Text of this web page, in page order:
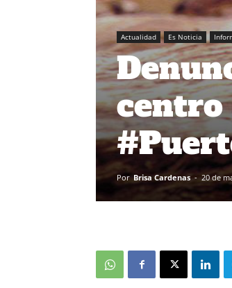
Actualidad Es Noticia
centro
Por Brisa Cardenas - 20 de